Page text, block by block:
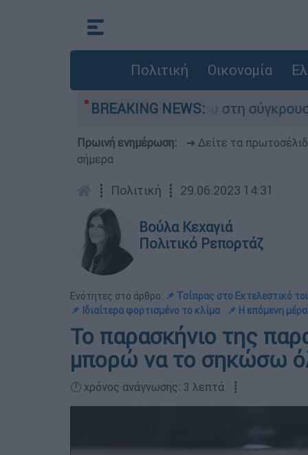
Πολιτική Οικονομία
BREAKING NEWS:
που έχασε τη ζωή του στη σύγκρουση
Πρωινή ενημέρωση: ➔ Δείτε τα
σήμερα
┋ Πολιτική ┋ 29.06.2023 14:31
Βούλα Κεχαγιά
Πολιτικό Ρεπορτάζ
Ενότητες στο άρθρο: 📌 Τσίπρας στο Εκτελεστικό
📌 Ιδιαίτερα φορτισμένο το κλίμα
📌 Η επόμενη
Το παρασκήνιο της
μπορώ να το σηκώσω
🕛 χρόνος ανάγνωσης: 3 λεπτά ┋